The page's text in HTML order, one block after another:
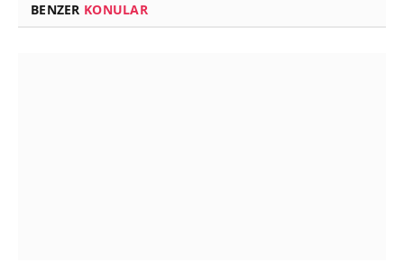
BENZER KONULAR